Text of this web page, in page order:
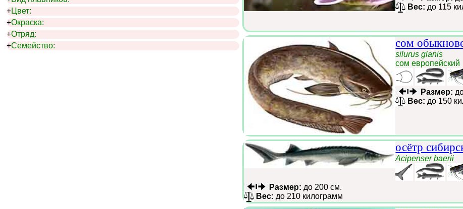
+Цвет:
+Окраска:
+Отряд:
+Семейство:
Вес: до 115
сом
silurus glanis
сом европейский
Размер:
Вес: до 150
осётр
Acipenser baerii
Размер: до 200 см.
Вес: до 210 килограмм